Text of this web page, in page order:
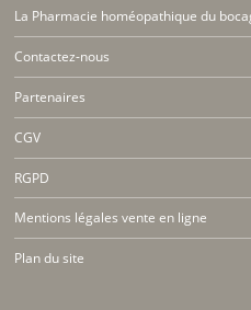
La Pharmacie homéopathique du
Contactez-nous
Partenaires
CGV
RGPD
Mentions légales vente en ligne
Plan du site